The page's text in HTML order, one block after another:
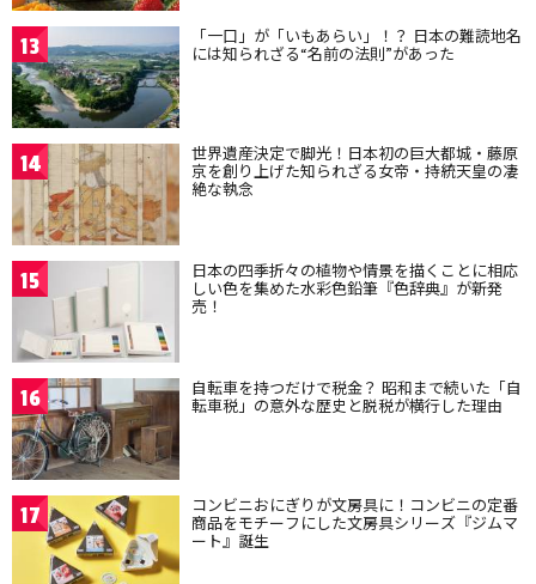
13 「一口」が「いもあらい」！？ 日本の難読地名
には知られざる“名前の法則”があった
14 世界遺産決定で脚光！日本初の巨大都城・藤原
京を創り上げた知られざる女帝・持統天皇の凄
絶な執念
15 日本の四季折々の植物や情景を描くことに相応
しい色を集めた水彩色鉛筆『色辞典』が新発
売！
16 自転車を持つだけで税金？ 昭和まで続いた「自
転車税」の意外な歴史と脱税が横行した理由
17 コンビニおにぎりが文房具に！コンビニの定番
商品をモチーフにした文房具シリーズ『ジムマ
ート』誕生